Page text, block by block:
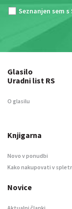
Seznanjen sem s
Glasilo
Uradni list RS
O glasilu
Knjigarna
Novo v ponudbi
Kako nakupovati v
Novice